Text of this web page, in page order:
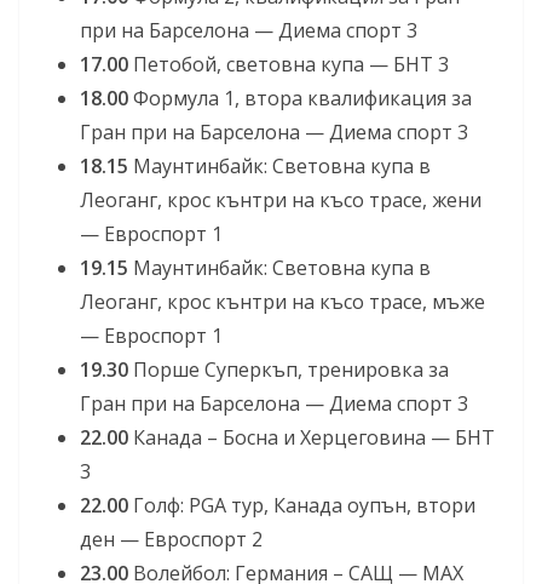
при на Барселона — Диема спорт 3
17.00 Петобой, световна купа — БНТ 3
18.00Формула 1, втора квалификация за
Гран при на Барселона — Диема спорт 3
18.15 Маунтинбайк: Световна купа в
Леоганг, крос кънтри на късо трасе, жени
— Евроспорт 1
19.15 Маунтинбайк: Световна купа в
Леоганг, крос кънтри на късо трасе, мъже
— Евроспорт 1
19.30 Порше Суперкъп, тренировка за
Гран при на Барселона — Диема спорт 3
22.00 Канада – Босна и Херцеговина — БНТ
3
22.00 Голф: PGA тур, Канада оупън, втори
ден — Евроспорт 2
23.00 Волейбол: Германия – САЩ — МАХ